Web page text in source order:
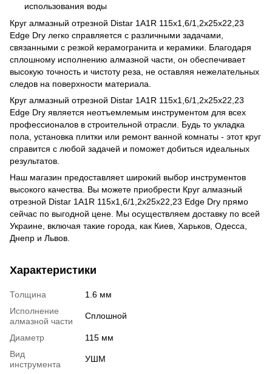
использования воды
Круг алмазный отрезной Distar 1A1R 115x1,6/1,2x25x22,23
Edge Dry легко справляется с различными задачами,
связанными с резкой керамогранита и керамики. Благодаря
сплошному исполнению алмазной части, он обеспечивает
высокую точность и чистоту реза, не оставляя нежелательных
следов на поверхности материала.
Круг алмазный отрезной Distar 1A1R 115x1,6/1,2x25x22,23
Edge Dry является неотъемлемым инструментом для всех
профессионалов в строительной отрасли. Будь то укладка
пола, установка плитки или ремонт ванной комнаты - этот круг
справится с любой задачей и поможет добиться идеальных
результатов.
Наш магазин предоставляет широкий выбор инструментов
высокого качества. Вы можете приобрести Круг алмазный
отрезной Distar 1A1R 115x1,6/1,2x25x22,23 Edge Dry прямо
сейчас по выгодной цене. Мы осуществляем доставку по всей
Украине, включая такие города, как Киев, Харьков, Одесса,
Днепр и Львов.
Характеристики
Толщина
1.6 мм
Исполнение
алмазной части
Сплошной
Диаметр
115 мм
Вид
инструмента
УШМ